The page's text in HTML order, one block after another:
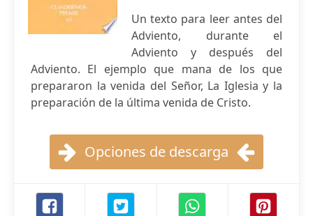
Un texto para leer antes del
Adviento, durante el
Adviento y después del
Adviento. El ejemplo que mana de los que
prepararon la venida del Señor, La Iglesia y la
preparación de la última venida de Cristo.
Opciones de descarga